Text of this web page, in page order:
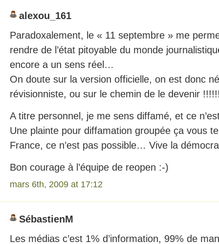
alexou_161
Paradoxalement, le « 11 septembre » me
rendre de l’état pitoyable du monde
encore a un sens réel…
On doute sur la version officielle, on est donc
révisionniste, ou sur le chemin de le devenir
A titre personnel, je me sens diffamé, et ce
Une plainte pour diffamation groupée ça vous
France, ce n’est pas possible… Vive la
Bon courage à l’équipe de reopen :-)
mars 6th, 2009 at 17:12
SébastienM
Les médias c’est 1% d’information, 99% de